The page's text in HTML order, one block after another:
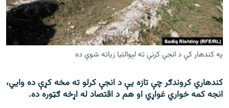
اړیکه
دري پاڼه
Azadi English
راسره ملګري شئ
په کندهار کې د انجې کرنې ته لېوالتیا زیاته شوې ده
کندهاري کروندګر چې تازه يې د انجې کرلو ته مخه کړې ده وايي،
انجه کمه خواري غواړي او هم د اقتصاد له اړخه ګټوره ده.